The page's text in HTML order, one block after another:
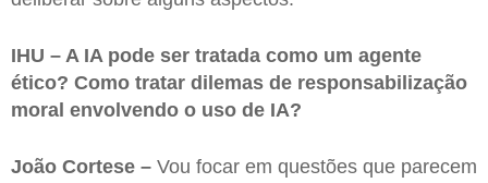
IHU – A IA pode ser tratada como um agente
ético? Como tratar dilemas de responsabilização
moral envolvendo o uso de IA?
João Cortese – Vou focar em questões que parecem